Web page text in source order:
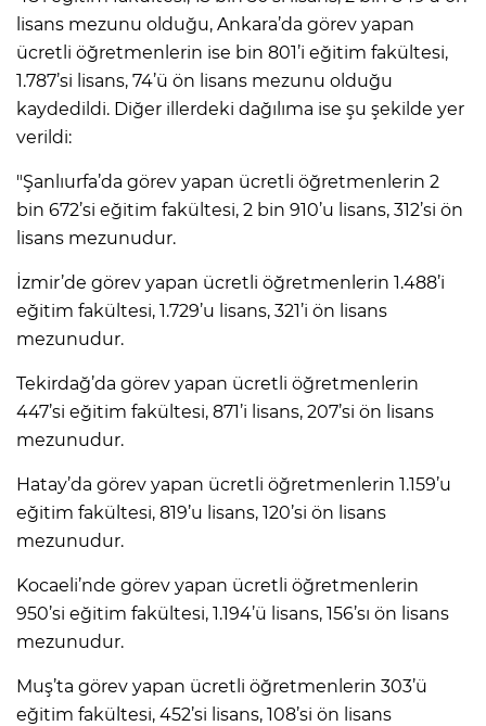
lisans mezunu olduğu, Ankara’da görev yapan
ücretli öğretmenlerin ise bin 801’i eğitim fakültesi,
1.787’si lisans, 74’ü ön lisans mezunu olduğu
kaydedildi. Diğer illerdeki dağılıma ise şu şekilde yer
verildi:
"Şanlıurfa’da görev yapan ücretli öğretmenlerin 2
bin 672’si eğitim fakültesi, 2 bin 910’u lisans, 312’si ön
lisans mezunudur.
İzmir’de görev yapan ücretli öğretmenlerin 1.488’i
eğitim fakültesi, 1.729’u lisans, 321’i ön lisans
mezunudur.
Tekirdağ’da görev yapan ücretli öğretmenlerin
447’si eğitim fakültesi, 871’i lisans, 207’si ön lisans
mezunudur.
Hatay’da görev yapan ücretli öğretmenlerin 1.159’u
eğitim fakültesi, 819’u lisans, 120’si ön lisans
mezunudur.
Kocaeli’nde görev yapan ücretli öğretmenlerin
950’si eğitim fakültesi, 1.194’ü lisans, 156’sı ön lisans
mezunudur.
Muş’ta görev yapan ücretli öğretmenlerin 303’ü
eğitim fakültesi, 452’si lisans, 108’si ön lisans